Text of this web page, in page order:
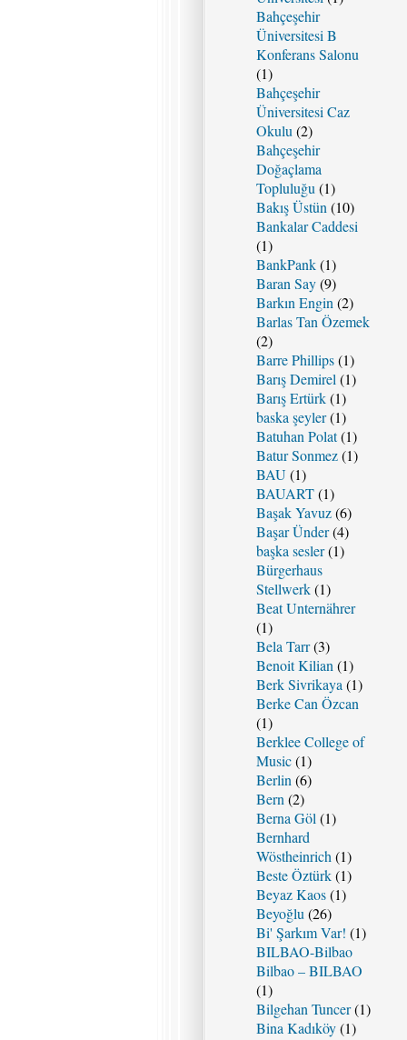
Bahçeşehir
Üniversitesi B
Konferans Salonu
(1)
Bahçeşehir
Üniversitesi Caz
Okulu (2)
Bahçeşehir
Doğaçlama
Topluluğu (1)
Bakış Üstün (10)
Bankalar Caddesi
(1)
BankPank(1)
Baran Say(9)
Barkın Engin (2)
Barlas Tan Özemek
(2)
Barre Phillips(1)
Barış Demirel (1)
Barış Ertürk(1)
baska şeyler(1)
Batuhan Polat(1)
Batur Sonmez(1)
BAU (1)
BAUART(1)
Başak Yavuz(6)
Başar Ünder(4)
başka sesler(1)
Bürgerhaus
Stellwerk(1)
Beat Unternährer
(1)
Bela Tarr(3)
Benoit Kilian (1)
Berk Sivrikaya (1)
Berke Can Özcan
(1)
Berklee College of
Music(1)
Berlin (6)
Bern (2)
Berna Göl (1)
Bernhard
Wöstheinrich (1)
Beste Öztürk(1)
Beyaz Kaos(1)
Beyoğlu (26)
Bi' Şarkım Var! (1)
BILBAO-Bilbao
Bilbao – BILBAO
(1)
Bilgehan Tuncer(1)
Bina Kadıköy(1)